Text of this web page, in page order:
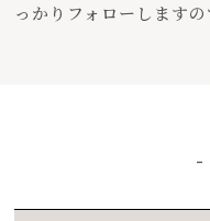
っかりフォローします
-